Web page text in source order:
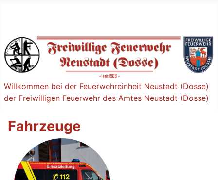
Willkommen bei der Feuerwehreinheit Neustadt (Dosse)
der Freiwilligen Feuerwehr des Amtes Neustadt (Dosse)
Fahrzeuge